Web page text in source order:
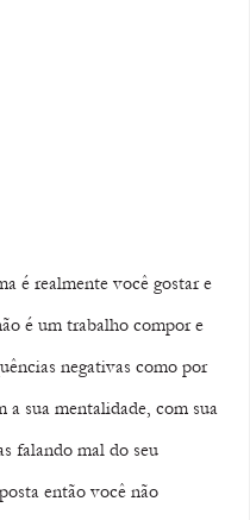
é realmente você gostar e
é um trabalho compor e
negativas como por
a sua mentalidade, com sua
falando mal do seu
então você não